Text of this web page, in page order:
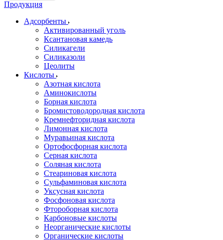
Продукция
Адсорбенты
Активированный уголь
Ксантановая камедь
Силикагели
Силиказоли
Цеолиты
Кислоты
Азотная кислота
Аминокислоты
Борная кислота
Бромистоводородная кислота
Кремнефторидная кислота
Лимонная кислота
Муравьиная кислота
Ортофосфорная кислота
Серная кислота
Соляная кислота
Стеариновая кислота
Сульфаминовая кислота
Уксусная кислота
Фосфоновая кислота
Фтороборная кислота
Карбоновые кислоты
Неорганические кислоты
Органические кислоты